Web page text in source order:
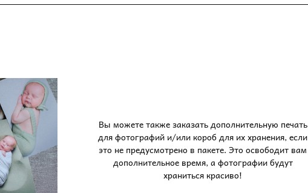
Вы можете также заказать дополнительную печать
для фотографий и/или короб для их хранения, если
это не предусмотрено в пакете. Это освободит вам
дополнительное время, а фотографии будут
храниться красиво!